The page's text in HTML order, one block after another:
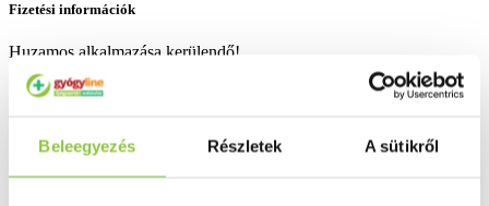
Beleegyezés Részletek A sütikről
Fizetési információk
Huzamos alkalmazása kerülendő!
1 teáskanál (2 g) drogot 1,5 dl hideg vízzel leöntünk, majd 6-12
májat megterhelő anyagok kioldódásának mértékét.